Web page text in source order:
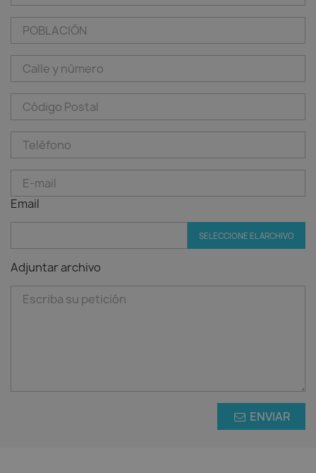
Email
SELECCIONE EL ARCHIVO
Adjuntar archivo
ENVIAR